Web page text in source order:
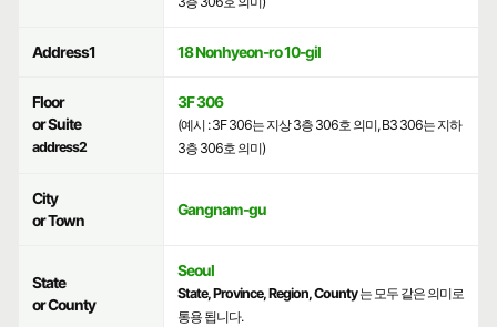
Address1 18 Nonhyeon-ro 10-gil
Floor
or Suite
address2
3F 306
(예시 : 3F 306는 지상 3층 306호 의미, B3 306는 지하
3층 306호 의미)
City
or Town
Gangnam-gu
State
or County
Seoul
State, Province, Region, County는 모두 같은 의미로
통용 됩니다.